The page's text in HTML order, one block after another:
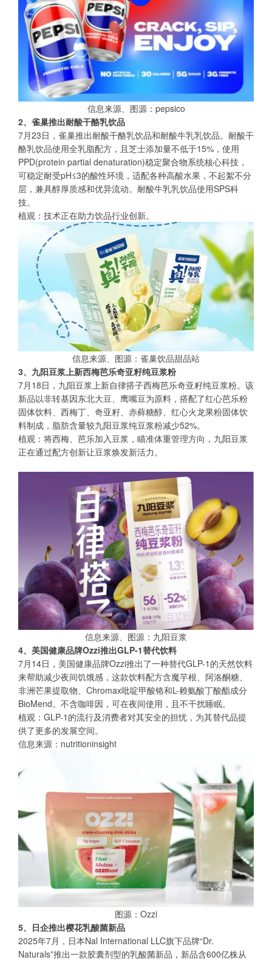
信息来源、图源：pepsico
2、雀巢推出耐酸干酪乳饮品
7月23日，雀巢推出耐酸干酪乳饮品和耐酸牛乳乳饮品。耐酸干
酪乳饮品使用全乳脂配方，且芝士添加量不低于15%，使用
PPD(protein partial denaturation)稳定聚合物系统核心科技，
可稳定耐受pH≤3的酸性环境，适配各种高酸水果，不起絮不分
层，兼具醇厚质感和优异流动。耐酸牛乳乳饮品使用SPS科
技。
植观：技术正在助力饮品行业创新。
信息来源、图源：雀巢饮品甜品站
3、九阳豆浆上新西梅芭乐奇亚籽纯豆浆粉
7月18日，九阳豆浆上新自律搭子西梅芭乐奇亚籽纯豆浆粉。该
新品以非转基因东北大豆、鹰嘴豆为原料，搭配了红心芭乐粉
固体饮料、西梅丁、奇亚籽、赤藓糖醇、红心火龙果粉固体饮
料制成，脂肪含量较九阳豆浆纯豆浆粉减少52%。
植观：将西梅、芭乐加入豆浆，瞄准体重管理方向，九阳豆浆
正在通过配方创新让豆浆焕发新活力。
信息来源、图源：九阳豆浆
4、美国健康品牌Ozzi推出GLP-1替代饮料
7月14日，美国健康品牌Ozzi推出了一种替代GLP-1的天然饮料
来帮助减少夜间饥饿感，这款饮料配方含魔芋根、阿洛酮糖、
非洲芒果提取物、Chromax吡啶甲酸铬和L-赖氨酸丁酸酯成分
BioMend。不含咖啡因，可在夜间使用，且不干扰睡眠。
植观：GLP-1的流行及消费者对其安全的担忧，为其替代品提
供了更多的发展空间。
信息来源：nutritioninsight
图源：Ozzi
5、日企推出樱花乳酸菌新品
2025年7月，日本Nal International LLC旗下品牌“Dr.
Naturals”推出一款胶囊剂型的乳酸菌新品，新品含600亿株从